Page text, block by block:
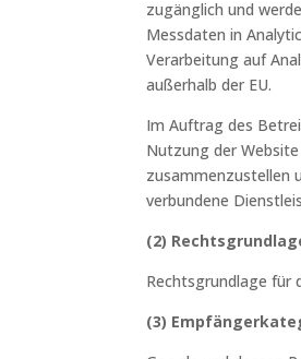
zugänglich und
Messdaten in
Verarbeitung auf
außerhalb der EU.
Im Auftrag des
Nutzung der
zusammenzustellen
verbundene
(2)
Rechtsgrundlage für
(3)